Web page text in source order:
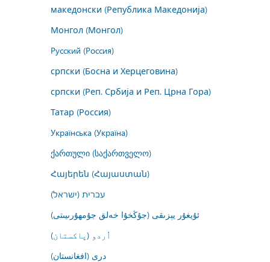
македонски (Република Македонија)
Монгол (Монгол)
Русский (Россия)
српски (Босна и Херцеговина)
српски (Реп. Србија и Реп. Црна Гора)
Татар (Россия)
Українська (Україна)
ქართული (საქართველო)
Հայերեն (Հայաստան)
עברית (ישראל)
ئۇيغۇر يېزىقى (جۇڭخۇا خەلق جۇمھۇرىيىتى)
اُردو (پاکستان)
درى (افغانستان)